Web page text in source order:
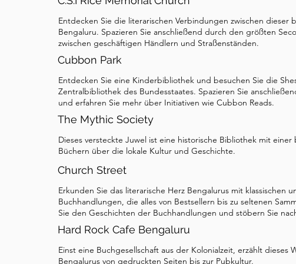
von einem Punkt zum nächsten zu navigieren. Wir
beigefügt, um Ihnen zu helfen, die verschiedenen
sehenswürdigen Wahrzeichen zu identifizieren, die
HALTESTELLE NUMMER 1 – IN DER AVENUE ROAD
RICE MEMORIAL CHURCH Nachdem wir ein oder
überfüllten und geschäftigen Basarstraße gegangen
Rechten die ruhige kleine Rice Memorial Church:
Säulen gestrichen, sticht sie in ihrem Grundstück
leicht als Stolz eines von Agatha Christie inspirierten
vorstellen. Ursprünglich gegründet als Canarese
den 1800er Jahren, wurde sie später umbenannt, um
Rice zu ehren – aber sie hat eine wichtige literarische
erkunden müssen. Der Sohn dieses Missionars,
in Indien geboren wurde, wählte einen etwas anderen
war er fließend in Kannada und lernte im Laufe der
Entdecken Sie die literarischen Verbindungen zwischen dieser
Bengaluru. Spazieren Sie anschließend durch den größten
zwischen geschäftigen Händlern und Straßenständen.
Cubbon Park
Entdecken Sie eine Kinderbibliothek und besuchen Sie die
Zentralbibliothek des Bundesstaates. Spazieren Sie
und erfahren Sie mehr über Initiativen wie Cubbon Reads.
The Mythic Society
Dieses versteckte Juwel ist eine historische Bibliothek mit
Büchern über die lokale Kultur und Geschichte.
Church Street
Erkunden Sie das literarische Herz Bengalurus mit klassischen
Buchhandlungen, die alles von Bestsellern bis zu seltenen
Sie den Geschichten der Buchhandlungen und stöbern Sie
Hard Rock Cafe Bengaluru
Einst eine Buchgesellschaft aus der Kolonialzeit, erzählt dieses
Bengalurus von gedruckten Seiten bis zur Pubkultur.